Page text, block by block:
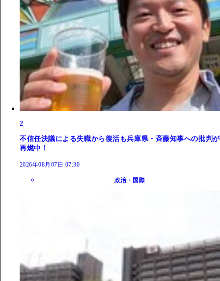
2
不信任決議による失職から復活も兵庫県・斉藤知事への批判が
再燃中！
2026年08月07日 07:30
政治・国際